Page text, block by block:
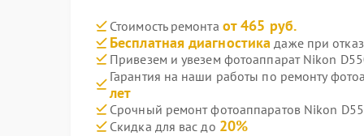
Стоимость ремонта от 465 руб.
Бесплатная диагностика даже при
Привезем и увезем фотоаппарат Nikon
Гарантия на наши работы по ремонту
лет
Срочный ремонт фотоаппаратов Nikon
Скидка для вас до 20%